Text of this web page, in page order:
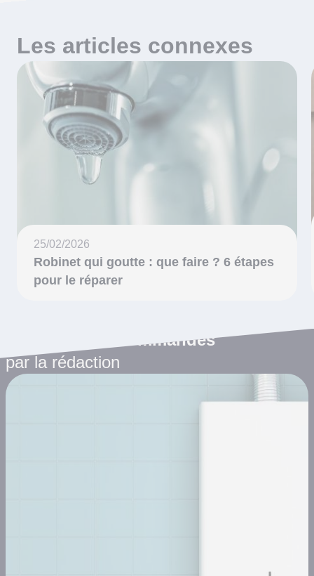
Les articles connexes
25/02/2026
Robinet qui goutte : que faire ? 6 étapes
pour le réparer
Les articles recommandés
par la rédaction